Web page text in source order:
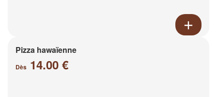
Pizza hawaïenne
Dès 14.00 €